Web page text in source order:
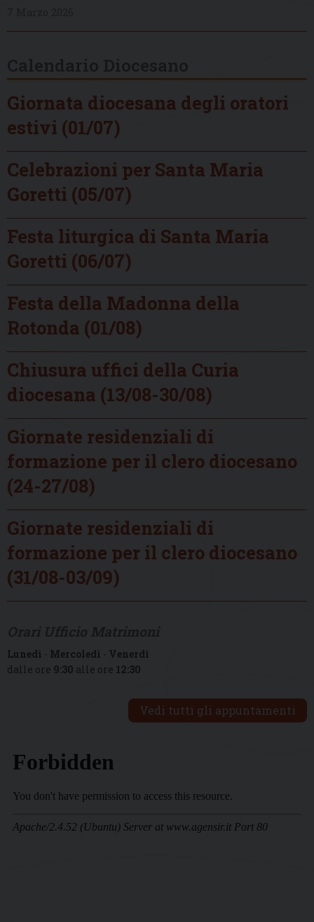
Giornata diocesana degli oratori
estivi (01/07)
Celebrazioni per Santa Maria
Goretti (05/07)
Festa liturgica di Santa Maria
Goretti (06/07)
Festa della Madonna della
Rotonda (01/08)
Chiusura uffici della Curia
diocesana (13/08-30/08)
Giornate residenziali di
formazione per il clero diocesano
(24-27/08)
Giornate residenziali di
formazione per il clero diocesano
(31/08-03/09)
Lunedì - Mercoledì - Venerdì
dalle ore 9:30 alle ore 12:30
Vedi tutti gli appuntamenti